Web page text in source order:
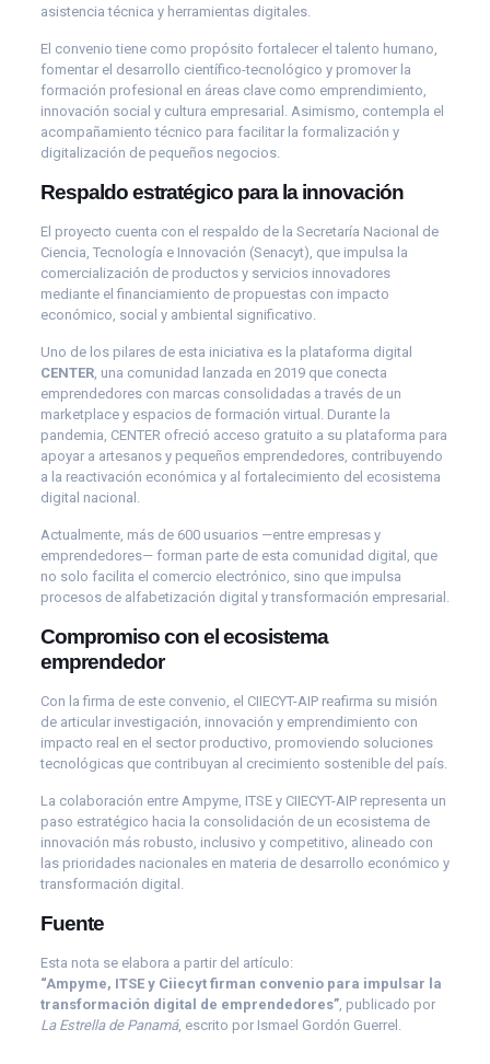
asistencia técnica y herramientas digitales.
El convenio tiene como propósito fortalecer el talento humano,
fomentar el desarrollo científico-tecnológico y promover la
formación profesional en áreas clave como emprendimiento,
innovación social y cultura empresarial. Asimismo, contempla el
acompañamiento técnico para facilitar la formalización y
digitalización de pequeños negocios.
Respaldo estratégico para la innovación
El proyecto cuenta con el respaldo de la Secretaría Nacional de
Ciencia, Tecnología e Innovación (Senacyt), que impulsa la
comercialización de productos y servicios innovadores
mediante el financiamiento de propuestas con impacto
económico, social y ambiental significativo.
Uno de los pilares de esta iniciativa es la plataforma digital
CENTER, una comunidad lanzada en 2019 que conecta
emprendedores con marcas consolidadas a través de un
marketplace y espacios de formación virtual. Durante la
pandemia, CENTER ofreció acceso gratuito a su plataforma para
apoyar a artesanos y pequeños emprendedores, contribuyendo
a la reactivación económica y al fortalecimiento del ecosistema
digital nacional.
Actualmente, más de 600 usuarios —entre empresas y
emprendedores— forman parte de esta comunidad digital, que
no solo facilita el comercio electrónico, sino que impulsa
procesos de alfabetización digital y transformación empresarial.
Compromiso con el ecosistema
emprendedor
Con la firma de este convenio, el CIIECYT-AIP reafirma su misión
de articular investigación, innovación y emprendimiento con
impacto real en el sector productivo, promoviendo soluciones
tecnológicas que contribuyan al crecimiento sostenible del país.
La colaboración entre Ampyme, ITSE y CIIECYT-AIP representa un
paso estratégico hacia la consolidación de un ecosistema de
innovación más robusto, inclusivo y competitivo, alineado con
las prioridades nacionales en materia de desarrollo económico y
transformación digital.
Fuente
Esta nota se elabora a partir del artículo:
“Ampyme, ITSE y Ciiecyt firman convenio para impulsar la
transformación digital de emprendedores”, publicado por
La Estrella de Panamá, escrito por Ismael Gordón Guerrel.